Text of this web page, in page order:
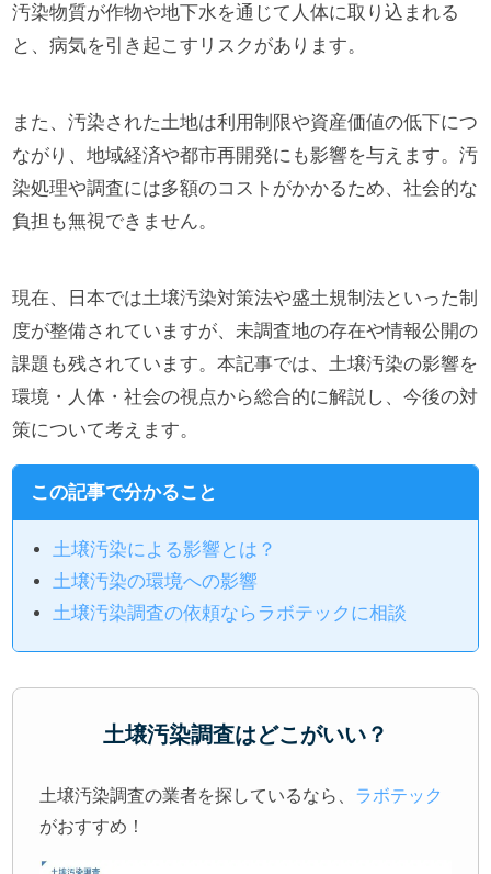
汚染物質が作物や地下水を通じて人体に取り込まれる
と、病気を引き起こすリスクがあります。
また、汚染された土地は利用制限や資産価値の低下につ
ながり、地域経済や都市再開発にも影響を与えます。汚
染処理や調査には多額のコストがかかるため、社会的な
負担も無視できません。
現在、日本では土壌汚染対策法や盛土規制法といった制
度が整備されていますが、未調査地の存在や情報公開の
課題も残されています。本記事では、土壌汚染の影響を
環境・人体・社会の視点から総合的に解説し、今後の対
策について考えます。
この記事で分かること
土壌汚染による影響とは？
土壌汚染の環境への影響
土壌汚染調査の依頼ならラボテックに相談
土壌汚染調査はどこがいい？
土壌汚染調査の業者を探しているなら、 ラボテック
がおすすめ！